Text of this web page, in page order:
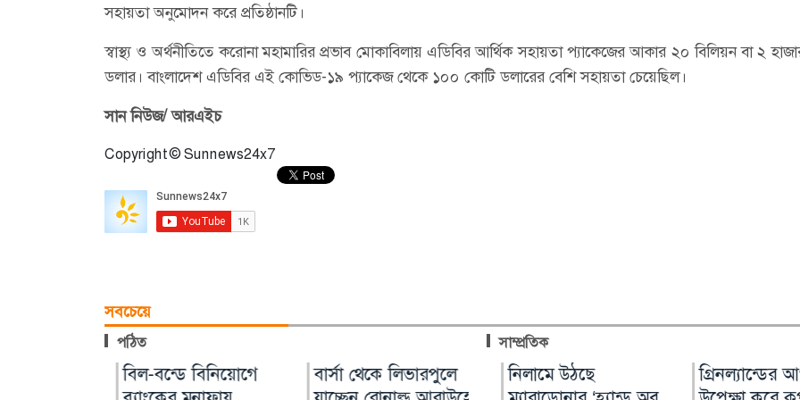
সহায়তা অনুমোদন করে প্রতিষ্ঠানটি।
স্বাস্থ্য ও অর্থনীতিতে করোনা মহামারির প্রভাব মোকাবিলায় এডিবির আর্থিক সহায়তা প্যাকেজের আকার ২০ বিলিয়ন বা ২
ডলার। বাংলাদেশ এডিবির এই কোভিড-১৯ প্যাকেজ থেকে ১০০ কোটি ডলারের বেশি সহায়তা চেয়েছিল।
সান নিউজ/ আরএইচ
Copyright © Sunnews24x7
সবচেয়ে
পঠিত সাম্প্রতিক
বিল-বন্ডে বিনিয়োগে
বার্সা থেকে লিভারপুলে
চিকিৎসক নিরাপদ
আন্তর্জাতিক
রাজসাক্ষী রিজভীর
শপথ নিলেন কলম্বিয়ার
নিলামে উঠছে
গ্রিনল্যান্ডের